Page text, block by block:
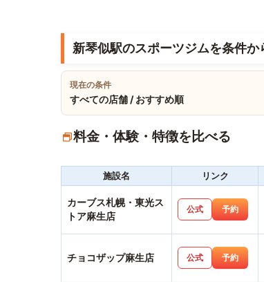
新琴似駅のスポーツジムを条件か
現在の条件
すべての店舗 / おすすめ順
料金・体験・特徴を比べる
施設名 リンク
カーブス札幌・東光ス
トア麻生店
公式 予約
チョコザップ麻生店 公式 予約